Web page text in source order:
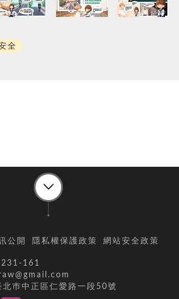
全
公開 隱私權保護政策 網站安全政策
161
巿中正區仁愛路一段50號